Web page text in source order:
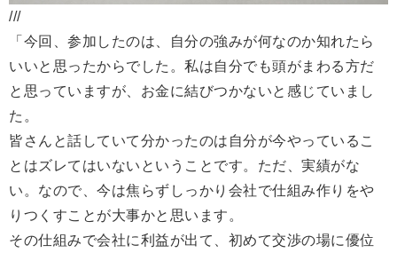
///
「今回、参加したのは、自分の強みが何なのか知れたら
いいと思ったからでした。私は自分でも頭がまわる方だ
と思っていますが、お金に結びつかないと感じていまし
た。
皆さんと話していて分かったのは自分が今やっているこ
とはズレてはいないということです。ただ、実績がな
い。なので、今は焦らずしっかり会社で仕組み作りをや
りつくすことが大事かと思います。
その仕組みで会社に利益が出て、初めて交渉の場に優位